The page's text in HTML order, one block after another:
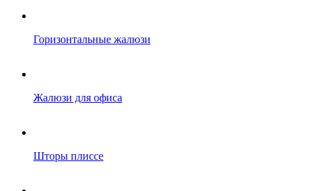
Горизонтальные жалюзи
Жалюзи для офиса
Шторы плиссе